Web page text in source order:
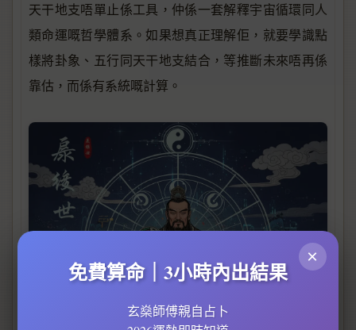
天干地支唔單止係工具，仲係一套解釋宇宙循環同人
類命運嘅哲學體系。如果想真正理解佢，就要學識點
樣將卦象、五行同天干地支結合，等推斷未來唔再係
靠估，而係有系統嘅計算。
×
免費算命｜3小時內出結果
玄燊師傅親自占卜